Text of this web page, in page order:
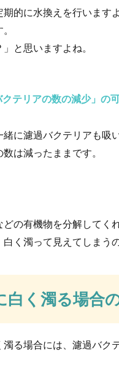
自転車は通学や通勤や日々の
ハムスターをゲージから出
のです。...
スニーカーのソールの
スニーカーって気がつくと汚
服やタオルを洗濯したのに、
的に水換えを行います
と思いますよね。
テリアの数の減少」の
に濾過バクテリアも吸
は減ったままです。
の有機物を分解してく
く濁って見えてしまうの
白く濁る場合
る場合には、濾過バク